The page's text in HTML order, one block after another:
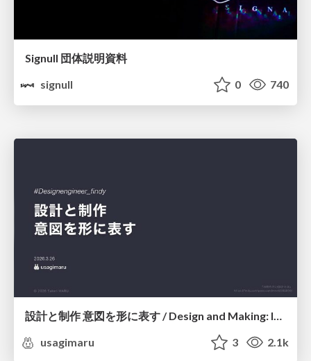
Signull 団体説明資料
signull
0 740
設計と制作 意図を形に表す / Design and Making: Intent Made Form
usagimaru
3 2.1k